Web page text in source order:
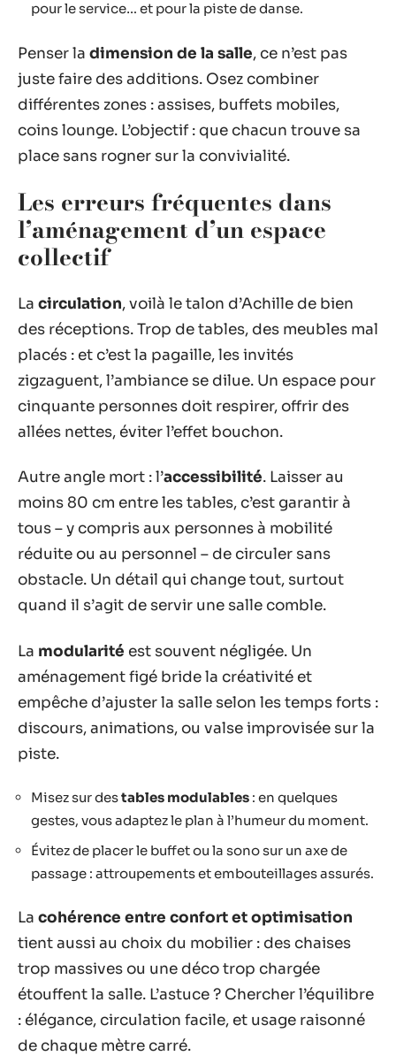
pour le service… et pour la piste de danse.
Penser la dimension de la salle, ce n’est pas
juste faire des additions. Osez combiner
différentes zones : assises, buffets mobiles,
coins lounge. L’objectif : que chacun trouve sa
place sans rogner sur la convivialité.
Les erreurs fréquentes dans
l’aménagement d’un espace
collectif
La circulation, voilà le talon d’Achille de bien
des réceptions. Trop de tables, des meubles mal
placés : et c’est la pagaille, les invités
zigzaguent, l’ambiance se dilue. Un espace pour
cinquante personnes doit respirer, offrir des
allées nettes, éviter l’effet bouchon.
Autre angle mort : l’accessibilité. Laisser au
moins 80 cm entre les tables, c’est garantir à
tous – y compris aux personnes à mobilité
réduite ou au personnel – de circuler sans
obstacle. Un détail qui change tout, surtout
quand il s’agit de servir une salle comble.
La modularité est souvent négligée. Un
aménagement figé bride la créativité et
empêche d’ajuster la salle selon les temps forts :
discours, animations, ou valse improvisée sur la
piste.
Misez sur destables modulables : en quelques
gestes, vous adaptez le plan à l’humeur du moment.
Évitez de placer le buffet ou la sono sur un axe de
passage : attroupements et embouteillages assurés.
La cohérence entre confort et optimisation
tient aussi au choix du mobilier : des chaises
trop massives ou une déco trop chargée
étouffent la salle. L’astuce ? Chercher l’équilibre
: élégance, circulation facile, et usage raisonné
de chaque mètre carré.